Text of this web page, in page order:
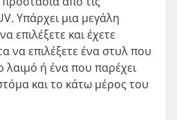
Υπάρχει μια μεγάλη
επιλέξετε και έχετε
να επιλέξετε ένα στυλ που
λαιμό ή ένα που παρέχει
και το κάτω μέρος του